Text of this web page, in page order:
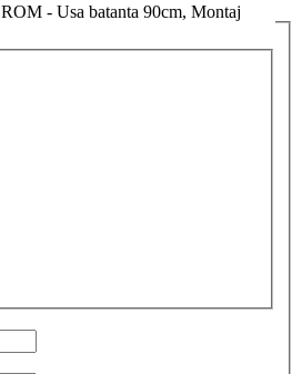
- Usa batanta 90cm, Montaj